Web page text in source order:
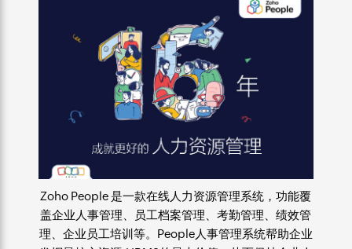
Zoho People 是一款在线人力资源管理系统 ，功能覆
盖企业人事管理、员工档案管理、考勤管理、绩效管
理、企业员工培训等。People人事管理系统帮助企业